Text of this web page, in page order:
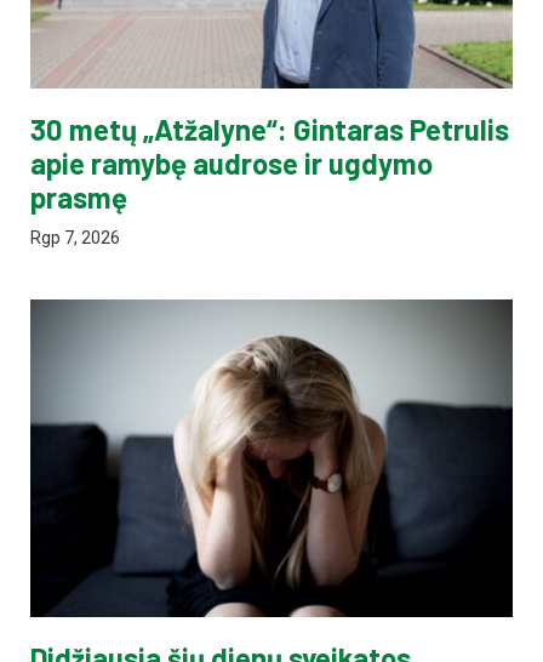
30 metų „Atžalyne“: Gintaras Petrulis
apie ramybę audrose ir ugdymo
prasmę
Rgp 7, 2026